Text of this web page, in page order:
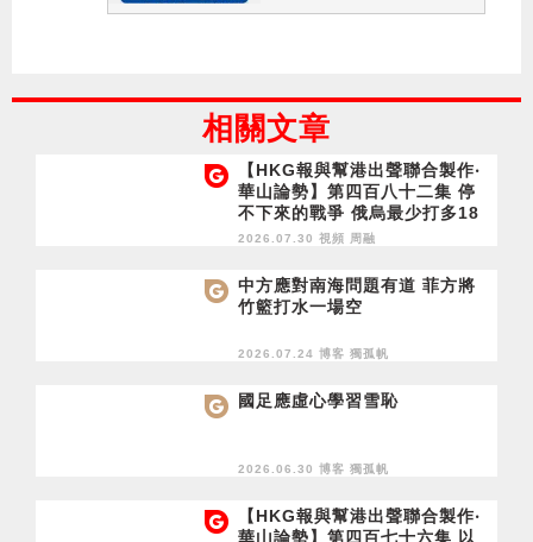
相關文章
【HKG報與幫港出聲聯合製作‧
華山論勢】第四百八十二集 停
不下來的戰爭 俄烏最少打多18
個月？
2026.07.30 視頻 周融
中方應對南海問題有道 菲方將
竹籃打水一場空
2026.07.24 博客 獨孤帆
國足應虛心學習雪恥
2026.06.30 博客 獨孤帆
【HKG報與幫港出聲聯合製作‧
華山論勢】第四百七十六集 以